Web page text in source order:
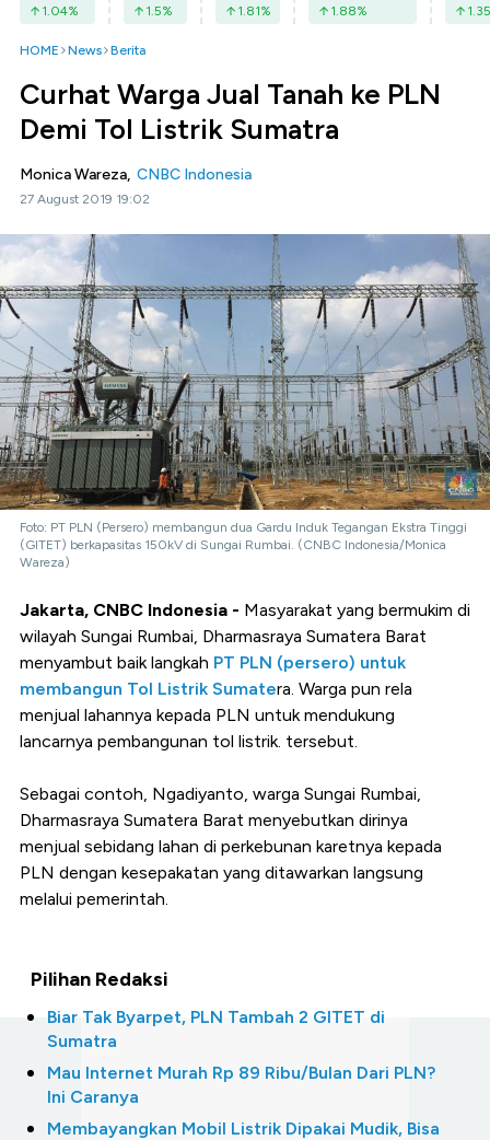
1.04% 1.5% 1.81% 1.88% 1.35
HOME News Berita
Curhat Warga Jual Tanah ke PLN
Demi Tol Listrik Sumatra
Monica Wareza, CNBC Indonesia
27 August 2019 19:02
Foto: PT PLN (Persero) membangun dua Gardu Induk Tegangan Ekstra Tinggi
(GITET) berkapasitas 150kV di Sungai Rumbai. (CNBC Indonesia/Monica
Wareza)
Jakarta, CNBC Indonesia - Masyarakat yang bermukim di
wilayah Sungai Rumbai, Dharmasraya Sumatera Barat
menyambut baik langkah PT PLN (persero) untuk
membangun Tol Listrik Sumatera. Warga pun rela
menjual lahannya kepada PLN untuk mendukung
lancarnya pembangunan tol listrik. tersebut.
Sebagai contoh, Ngadiyanto, warga Sungai Rumbai,
Dharmasraya Sumatera Barat menyebutkan dirinya
menjual sebidang lahan di perkebunan karetnya kepada
PLN dengan kesepakatan yang ditawarkan langsung
melalui pemerintah.
Pilihan Redaksi
Biar Tak Byarpet, PLN Tambah 2 GITET di
Sumatra
Mau Internet Murah Rp 89 Ribu/Bulan Dari PLN?
Ini Caranya
Membayangkan Mobil Listrik Dipakai Mudik, Bisa